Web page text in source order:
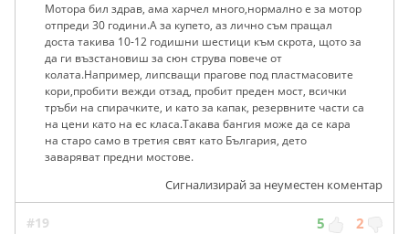
Мотора бил здрав, ама харчел много,нормално е за мотор
отпреди 30 години.А за купето, аз лично съм пращал
доста такива 10-12 годишни шестици към скрота, щото за
да ги възстановиш за сюн струва повече от
колата.Например, липсващи прагове под пластмасовите
кори,пробити вежди отзад, пробит преден мост, всички
тръби на спирачките, и като за капак, резервните части са
на цени като на ес класа.Такава бангия може да се кара
на старо само в третия свят като България, дето
заваряват предни мостове.
Сигнализирай за неуместен коментар
#19 5 2